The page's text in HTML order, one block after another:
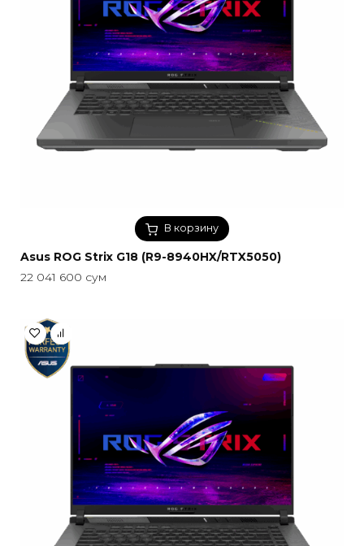
В корзину
Asus ROG Strix G18 (R9-8940HX/RTX5050)
22 041 600 сум